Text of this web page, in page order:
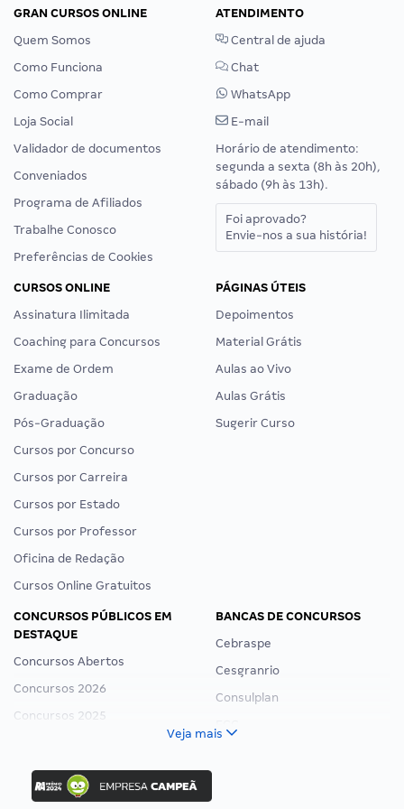
GRAN CURSOS ONLINE
Quem Somos
Como Funciona
Como Comprar
Loja Social
Validador de documentos
Conveniados
Programa de Afiliados
Trabalhe Conosco
Preferências de Cookies
ATENDIMENTO
Central de ajuda
Chat
WhatsApp
E-mail
Horário de atendimento:
segunda a sexta (8h às 20h),
sábado (9h às 13h).
Foi aprovado?
Envie-nos a sua história!
CURSOS ONLINE
Assinatura Ilimitada
Coaching para Concursos
Exame de Ordem
Graduação
Pós-Graduação
Cursos por Concurso
Cursos por Carreira
Cursos por Estado
Cursos por Professor
Oficina de Redação
Cursos Online Gratuitos
PÁGINAS ÚTEIS
Depoimentos
Material Grátis
Aulas ao Vivo
Aulas Grátis
Sugerir Curso
CONCURSOS PÚBLICOS EM
DESTAQUE
Concursos Abertos
Concursos 2026
Concursos 2025
Concurso Nacional Unificado
Concurso Ibama
Concurso MPU
BANCAS DE CONCURSOS
Cebraspe
Cesgranrio
Consulplan
Veja mais